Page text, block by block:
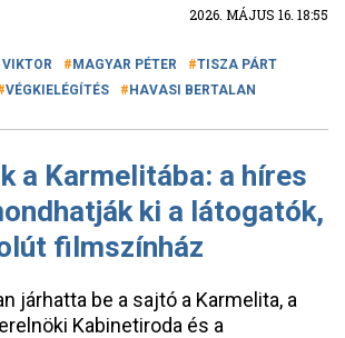
2026. MÁJUS 16. 18:55
MAGYAR PÉTER
TISZA PÁRT
VÉGKIELÉGÍTÉS HAVASI BERTALAN
a Karmelitába: a híres
ki a látogatók,
filmszínház
járhatta be a sajtó a Karmelita, a
Kabinetiroda és a